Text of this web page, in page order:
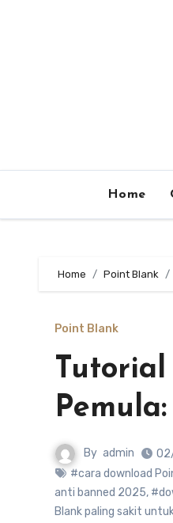
Home
Home Point Blank
Point Blank
By admin
#cara download
anti banned 2025,
Blank paling sakit